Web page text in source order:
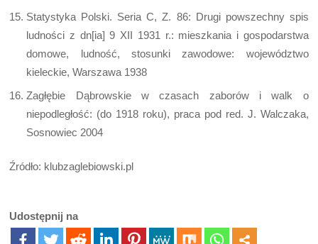
Statystyka Polski. Seria C, Z. 86: Drugi powszechny spis
ludności z dn[ia] 9 XII 1931 r.: mieszkania i gospodarstwa
domowe, ludność, stosunki zawodowe: województwo
kieleckie, Warszawa 1938
Zagłębie Dąbrowskie w czasach zaborów i walk o
niepodległość: (do 1918 roku), praca pod red. J. Walczaka,
Sosnowiec 2004
Źródło: klubzaglebiowski.pl
Udostępnij na